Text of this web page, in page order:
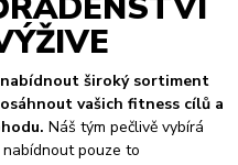
nabídnout široký sortiment
vašich fitness cílů a
Náš tým pečlivě vybírá
pouze to